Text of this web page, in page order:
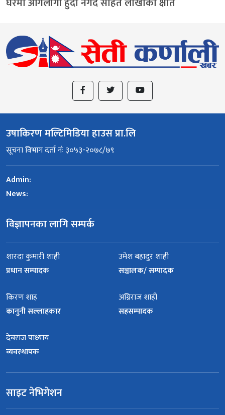
उषाकिरण मल्टिमिडिया हाउस प्रा.लि
सूचना विभाग दर्ता नंः ३०५३-२०७८/७९
Admin:
News:
विज्ञापनका लागि सम्पर्क
शारदा कुमारी शाही
प्रधान सम्पादक
उमेश बहादुर शाही
सञ्चालक/ सम्पादक
किरण शाह
कानुनी सल्लाहकार
अग्निराज शाही
सहसम्पादक
देबराज पाध्याय
व्यवस्थापक
साइट नेभिगेशन